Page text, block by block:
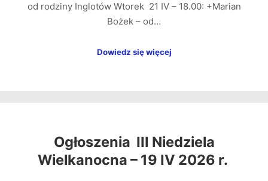
od rodziny Inglotów Wtorek 21 IV – 18.00: +Marian
Bożek – od…
Dowiedz się więcej
Ogłoszenia III Niedziela
Wielkanocna – 19 IV 2026 r.